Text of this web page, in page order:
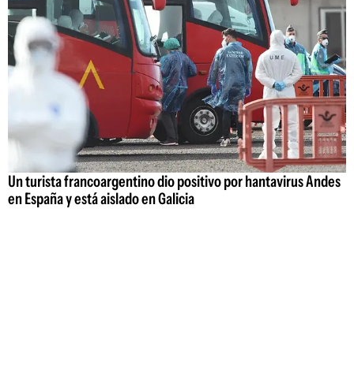
Un turista francoargentino dio positivo por hantavirus Andes
en España y está aislado en Galicia